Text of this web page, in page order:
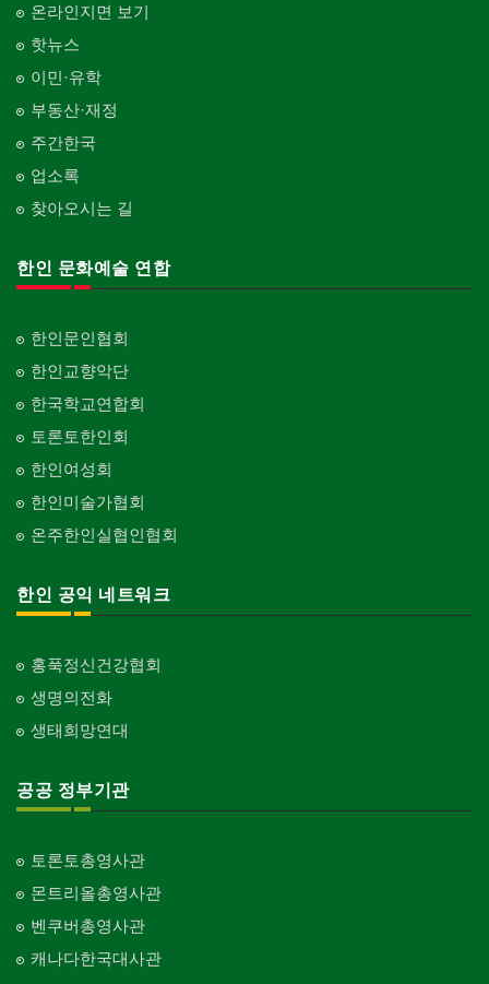
온라인지면 보기
핫뉴스
이민·유학
부동산·재정
주간한국
업소록
찾아오시는 길
한인 문화예술 연합
한인문인협회
한인교향악단
한국학교연합회
토론토한인회
한인여성회
한인미술가협회
온주한인실협인협회
한인 공익 네트워크
홍푹정신건강협회
생명의전화
생태희망연대
공공 정부기관
토론토총영사관
몬트리올총영사관
벤쿠버총영사관
캐나다한국대사관